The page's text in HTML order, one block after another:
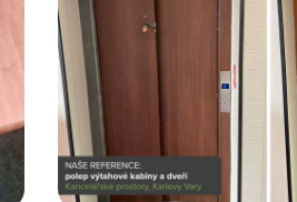
Chci vědět více...